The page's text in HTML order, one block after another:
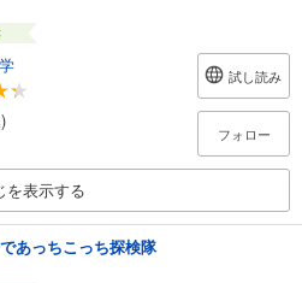
試し読み
フォロー
を表示する
あっちこっち探検隊